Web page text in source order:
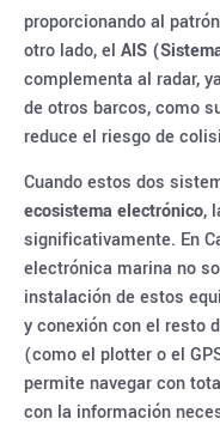
proporcionando al
otro lado, el AIS
complementa al radar,
de otros barcos, como
reduce el riesgo de
Cuando estos dos
ecosistema electrónico,
significativamente. En
electrónica marina no
instalación de estos
y conexión con el resto
(como el plotter o el
permite navegar con
con la información